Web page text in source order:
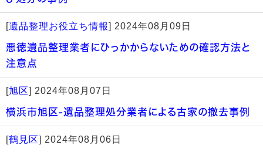
[遺品整理お役立ち情報] 2024年08月09日
悪徳遺品整理業者にひっかからないための確認方法と
注意点
[旭区] 2024年08月07日
横浜市旭区-遺品整理処分業者による古家の撤去事例
[鶴見区] 2024年08月06日